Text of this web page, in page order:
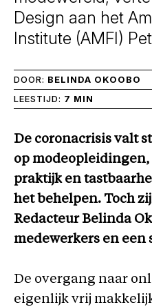
Design aan het
Institute (AMFI)
DOOR: BELINDA OKOOBO
LEESTIJD: 7 MIN
De coronacrisis valt
op
praktijk en
het behelpen. Toch
Redacteur Belinda
medewerkers en een
De overgang naar
eigenlijk vrij